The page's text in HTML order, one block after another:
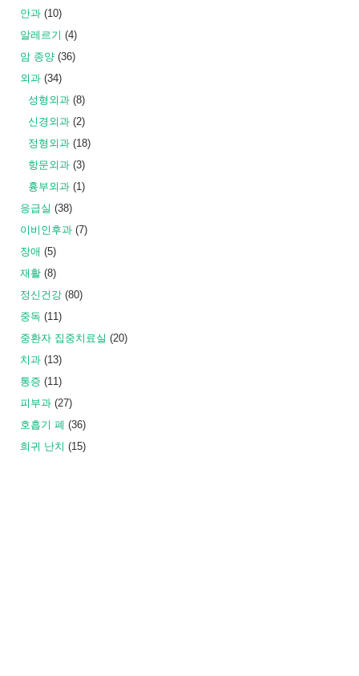
안과 (10)
알레르기 (4)
암 종양 (36)
외과 (34)
성형외과 (8)
신경외과 (2)
정형외과 (18)
항문외과 (3)
흉부외과 (1)
응급실 (38)
이비인후과 (7)
장애 (5)
재활 (8)
정신건강 (80)
중독 (11)
중환자 집중치료실 (20)
치과 (13)
통증 (11)
피부과 (27)
호흡기 폐 (36)
희귀 난치 (15)